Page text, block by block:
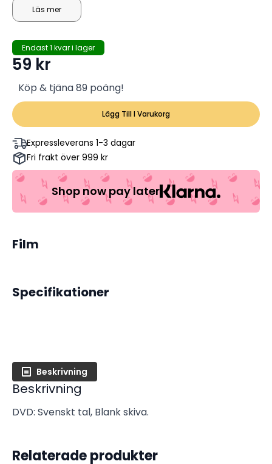
planeten får Willy och Nick vara med om ett
färgsprakande äventyr och dom finner en fin vän i
glädjespridare.
Läs mer
Endast 1 kvar i lager
59 kr
Köp & tjäna 89 poäng!
Lägg Till I Varukorg
Expressleverans 1-3 dagar
Fri frakt över 999 kr
Shop now pay later
Film
Specifikationer
Beskrivning
Beskrivning
DVD: Svenskt tal, Blank skiva.
Relaterade produkter